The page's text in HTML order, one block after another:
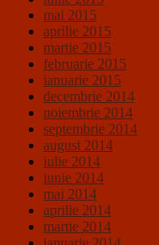
mai 2015
aprilie 2015
martie 2015
februarie 2015
ianuarie 2015
decembrie 2014
noiembrie 2014
septembrie 2014
august 2014
iulie 2014
iunie 2014
mai 2014
aprilie 2014
martie 2014